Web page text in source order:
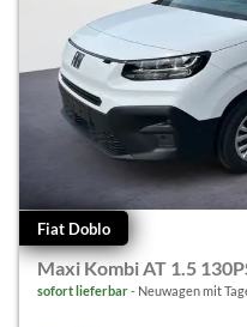
Fiat Doblo
Maxi Kombi AT 1.5
sofort lieferbar Neuwagen mit